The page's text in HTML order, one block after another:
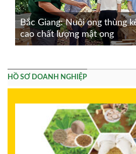
Bắc Giang: Nuôi ong thùng
cao chất lượng mật ong
HỒ SƠ DOANH NGHIỆP